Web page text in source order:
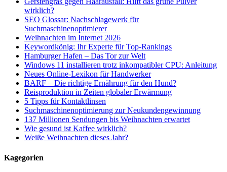
wirklich?
SEO Glossar: Nachschlagewerk für
Suchmaschinenoptimierer
Weihnachten im Internet 2026
Keywordkönig: Ihr Experte für Top-Rankings
Hamburger Hafen – Das Tor zur Welt
Windows 11 installieren trotz inkompatibler CPU: Anleitung
Neues Online-Lexikon für Handwerker
BARF – Die richtige Ernährung für den Hund?
Reisproduktion in Zeiten globaler Erwärmung
5 Tipps für Kontaktlinsen
Suchmaschinenoptimierung zur Neukundengewinnung
137 Millionen Sendungen bis Weihnachten erwartet
Wie gesund ist Kaffee wirklich?
Weiße Weihnachten dieses Jahr?
Kagegorien